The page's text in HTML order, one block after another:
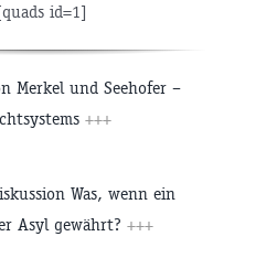
id=1]
Merkel und Seehofer –
+++
Was, wenn ein
Asyl gewährt? +++